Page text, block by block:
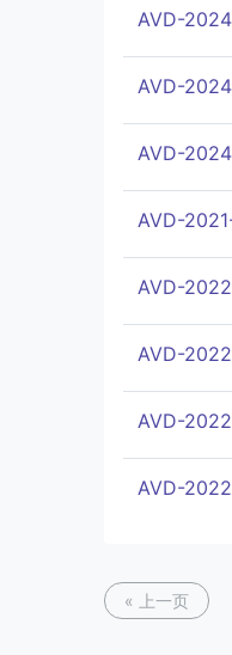
AVD-
AVD-
AVD-
AVD-
AVD-
AVD-
AVD-
AVD-
« 上一页